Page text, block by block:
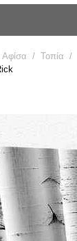
Αφίσα / Τοπία /